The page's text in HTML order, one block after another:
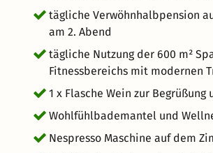
tägliche Verwöhnhalbpension
am 2. Abend
tägliche Nutzung der 600 m²
Fitnessbereichs mit modernen
1 x Flasche Wein zur
Wohlfühlbademantel und
Nespresso Maschine auf dem